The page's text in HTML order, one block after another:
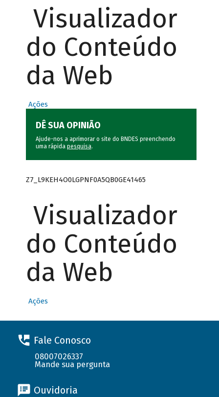
Visualizador
do Conteúdo
da Web
Ações
DÊ SUA OPINIÃO
Ajude-nos a aprimorar o site do BNDES preenchendo
uma rápida pesquisa.
Z7_L9KEH4O0LGPNF0A5QB0GE41465
Visualizador
do Conteúdo
da Web
Ações
Fale Conosco
08007026337
Mande sua pergunta
Ouvidoria